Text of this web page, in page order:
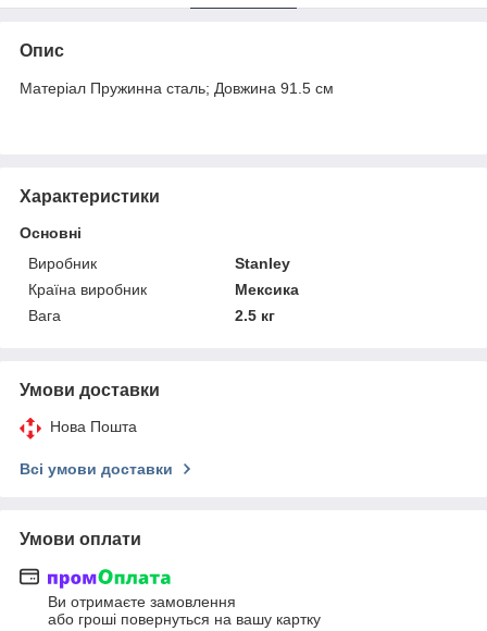
Опис
Матеріал Пружинна сталь; Довжина 91.5 см
Характеристики
Основні
Виробник
Stanley
Країна виробник
Мексика
Вага
2.5 кг
Умови доставки
Нова Пошта
Всі умови доставки
Умови оплати
Ви отримаєте замовлення
або гроші повернуться на вашу картку